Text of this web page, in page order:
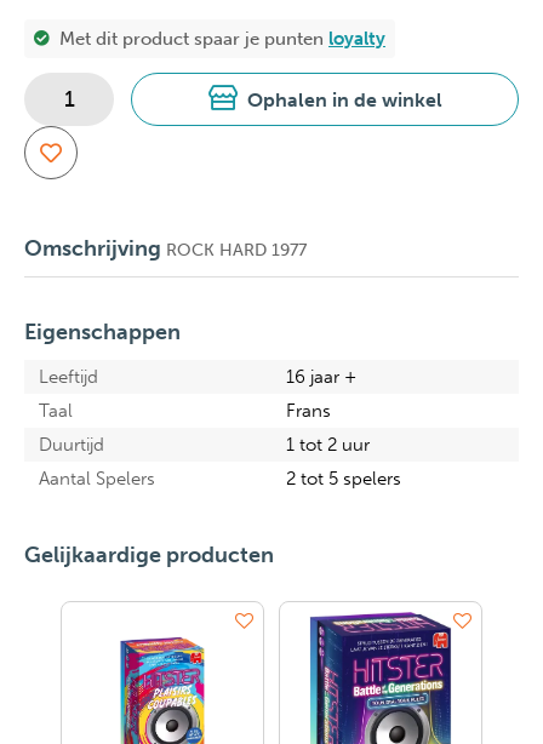
Met dit product spaar je punten loyalty
Ophalen in de winkel
Omschrijving ROCK HARD 1977
Eigenschappen
Leeftijd
16 jaar +
Taal
Frans
Duurtijd
1 tot 2 uur
Aantal Spelers
2 tot 5 spelers
Gelijkaardige producten